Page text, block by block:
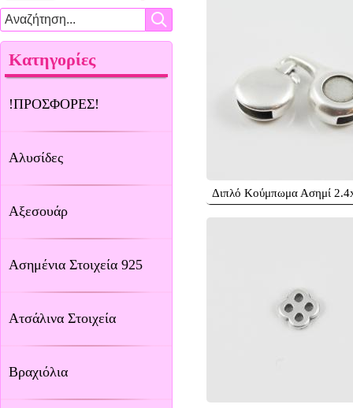
Κατηγορίες
!ΠΡΟΣΦΟΡΕΣ!
Αλυσίδες
Αξεσουάρ
Ασημένια Στοιχεία 925
Ατσάλινα Στοιχεία
Βραχιόλια
Διπλό Κούμπωμα Ασημί